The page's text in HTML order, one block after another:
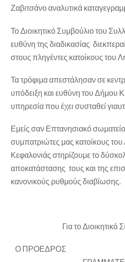
Ζαβιτσάνο αναλυτικά
Το Διοικητικό Συμβούλιο του
ευθύνη της διαδικασίας
στους πληγέντες κατοίκους του
Τα τρόφιμα απεστάλησαν σε
υπόδειξη και ευθύνη του Δήμου
υπηρεσία που έχει συσταθεί
Εμείς σαν Επτανησιακό
συμπατριώτες μας κατοίκους του
Κεφαλονιάς στηρίζουμε το
αποκατάστασης τους και της
κανονικούς ρυθμούς διαβίωσης.
Για το Διοικητικό
Ο ΠΡΟΕΔΡΟΣ